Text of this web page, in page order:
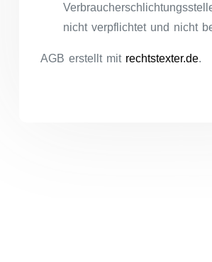
nicht verpflichtet und nicht
AGB erstellt mit rechtstexter.de.